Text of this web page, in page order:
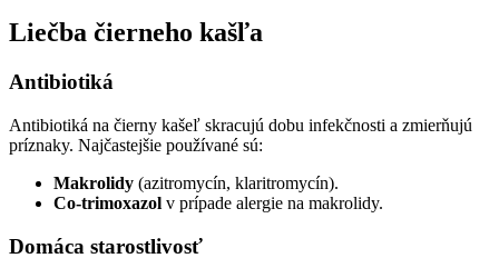
Liečba čierneho kašľa
Antibiotiká
Antibiotiká na čierny kašeľ skracujú dobu infekčnosti a zmierňujú
príznaky. Najčastejšie používané sú:
Makrolidy (azitromycín, klaritromycín).
Co-trimoxazol v prípade alergie na makrolidy.
Domáca starostlivosť